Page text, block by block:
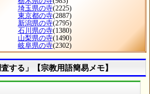
埼玉県の寺(2225)
東京都の寺(2887)
新潟県の寺(2795)
石川県の寺(1380)
山梨県の寺(1490)
岐阜県の寺(2302)
査する」【宗教用語簡易メモ】